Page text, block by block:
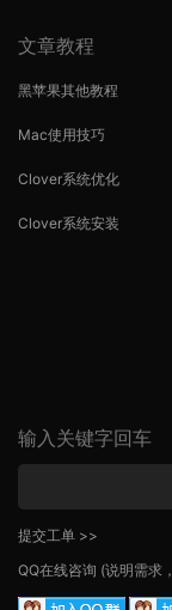
文章教程
黑苹果其他教程
Mac使用技巧
Clover系统优化
Clover系统安装
输入关键字回车
提交工单 >>
QQ在线咨询 (说明需求